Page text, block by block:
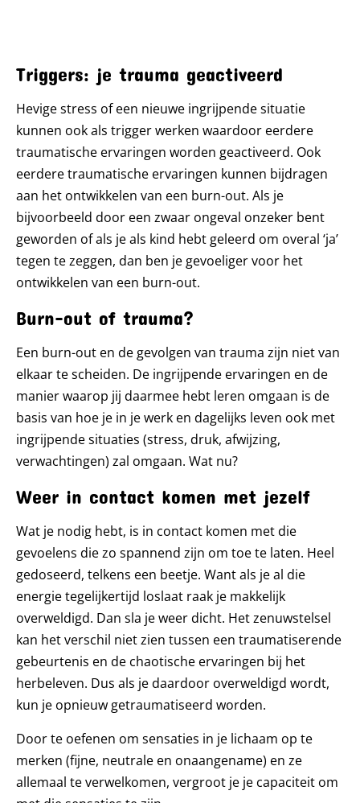
Triggers: je trauma geactiveerd
Hevige stress of een nieuwe ingrijpende situatie
kunnen ook als trigger werken waardoor eerdere
traumatische ervaringen worden geactiveerd. Ook
eerdere traumatische ervaringen kunnen bijdragen
aan het ontwikkelen van een burn-out. Als je
bijvoorbeeld door een zwaar ongeval onzeker bent
geworden of als je als kind hebt geleerd om overal ‘ja’
tegen te zeggen, dan ben je gevoeliger voor het
ontwikkelen van een burn-out.
Burn-out of trauma?
Een burn-out en de gevolgen van trauma zijn niet van
elkaar te scheiden. De ingrijpende ervaringen en de
manier waarop jij daarmee hebt leren omgaan is de
basis van hoe je in je werk en dagelijks leven ook met
ingrijpende situaties (stress, druk, afwijzing,
verwachtingen) zal omgaan. Wat nu?
Weer in contact komen met jezelf
Wat je nodig hebt, is in contact komen met die
gevoelens die zo spannend zijn om toe te laten. Heel
gedoseerd, telkens een beetje. Want als je al die
energie tegelijkertijd loslaat raak je makkelijk
overweldigd. Dan sla je weer dicht. Het zenuwstelsel
kan het verschil niet zien tussen een traumatiserende
gebeurtenis en de chaotische ervaringen bij het
herbeleven. Dus als je daardoor overweldigd wordt,
kun je opnieuw getraumatiseerd worden.
Door te oefenen om sensaties in je lichaam op te
merken (fijne, neutrale en onaangename) en ze
allemaal te verwelkomen, vergroot je je capaciteit om